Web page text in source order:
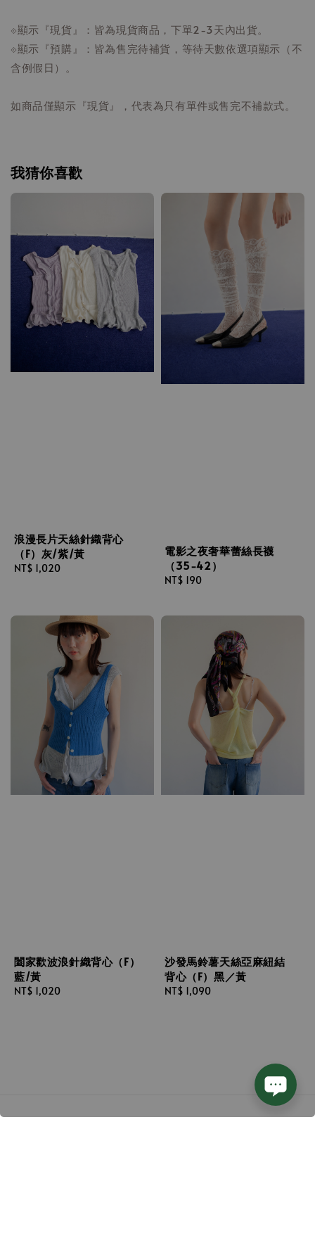
⟐顯示『現貨』：皆為現貨商品，下單2-3天內出貨。
⟐顯示『預購』：皆為售完待補貨，等待天數依選項顯示（不
含例假日）。
如商品僅顯示『現貨』，代表為只有單件或售完不補款式。
我猜你喜歡
浪漫長片天絲針織背心
（F）灰/紫/黃
Regular
NT$ 1,020
電影之夜奢華蕾絲長襪
（35-42）
Regular
NT$ 190
闔家歡波浪針織背心（F）
藍/黃
Regular
NT$ 1,020
沙發馬鈴薯天絲亞麻紐結
背心（F）黑／黃
Regular
NT$ 1,090